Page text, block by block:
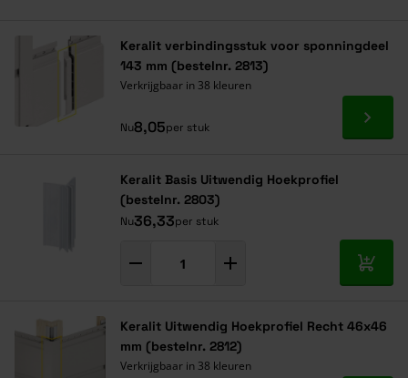
Keralit verbindingsstuk voor sponningdeel
143 mm (bestelnr. 2813)
Verkrijgbaar in 38 kleuren
Nu8,05per stuk Ga
Keralit Basis Uitwendig Hoekprofiel
(bestelnr. 2803)
Nu36,33per stuk
In
Keralit Uitwendig Hoekprofiel Recht 46x46
mm (bestelnr. 2812)
Verkrijgbaar in 38 kleuren